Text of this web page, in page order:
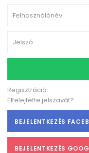
Regisztráció
Elfelejtette jelszavát?
BEJELENTKEZÉS
BEJELENTKEZÉS